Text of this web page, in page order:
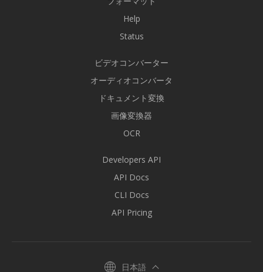
Help
Status
ビデオコンバーター
オーディオコンバータ
ドキュメント変換
画像変換器
OCR
Developers API
API Docs
CLI Docs
API Pricing
日本語